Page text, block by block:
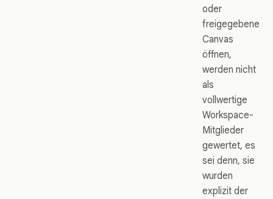
oder
freigegebene
Canvas
öffnen,
werden nicht
als
vollwertige
Workspace-
Mitglieder
gewertet, es
sei denn, sie
wurden
explizit der